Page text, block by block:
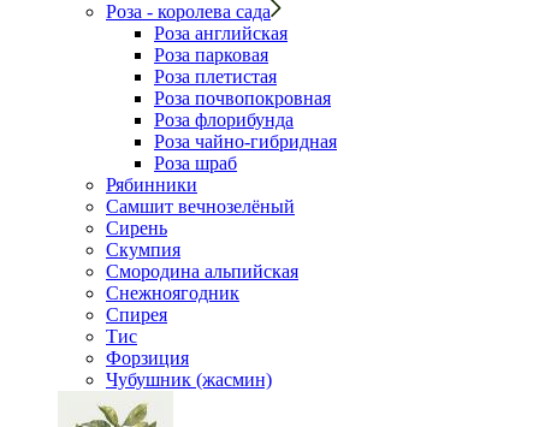
Роза - королева сада
Роза английская
Роза парковая
Роза плетистая
Роза почвопокровная
Роза флорибунда
Роза чайно-гибридная
Роза шраб
Рябинники
Самшит вечнозелёный
Сирень
Скумпия
Смородина альпийская
Снежноягодник
Спирея
Тис
Форзиция
Чубушник (жасмин)